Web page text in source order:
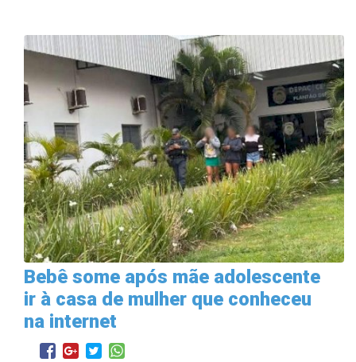
Bebê some após mãe adolescente
ir à casa de mulher que conheceu
na internet